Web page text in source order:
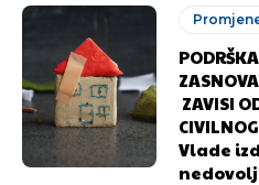
ZAVISI
Vlade